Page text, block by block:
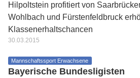
Hilpoltstein profitiert von
Wohlbach und Fürstenfeldbruck
Klassenerhaltschancen
30.03.2015
Mannschaftssport Erwachsene
Bayerische Bundesligisten